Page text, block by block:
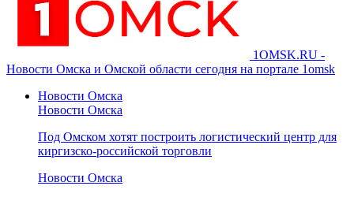
1OMSK.RU -
Новости Омска и Омской области сегодня на портале 1omsk
Новости Омска
Новости Омска
Под Омском хотят построить логистический центр для
киргизско-российской торговли
Новости Омска